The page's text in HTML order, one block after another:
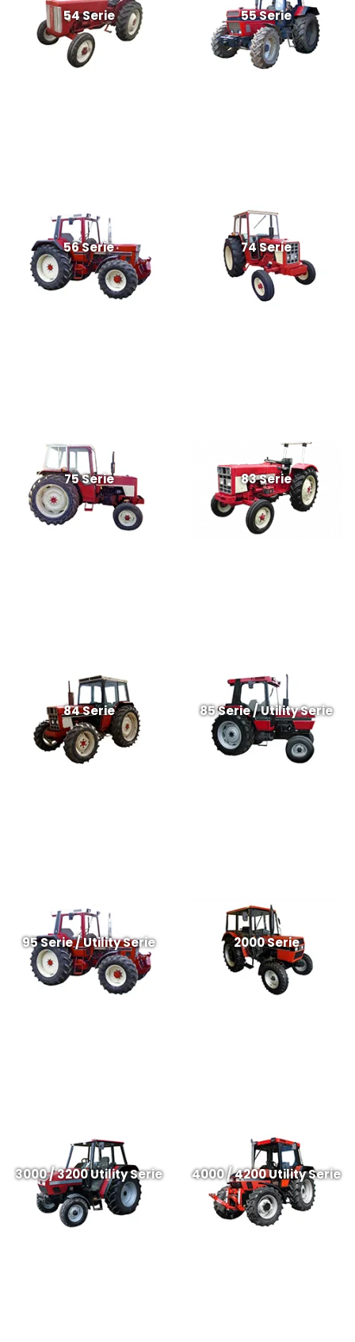
54 Serie 55 Serie
56 Serie 74 Serie
75 Serie 83 Serie
84 Serie 85 Serie / Utility Serie
95 Serie / Utility Serie 2000 Serie
3000 / 3200 Utility Serie 4000 / 4200 Utility Serie